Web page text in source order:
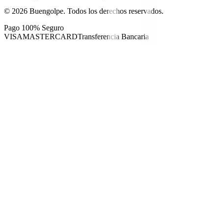
© 2026 Buengolpe. Todos los derechos reservados.
Pago 100% Seguro
VISAMASTERCARDTransferencia Bancaria